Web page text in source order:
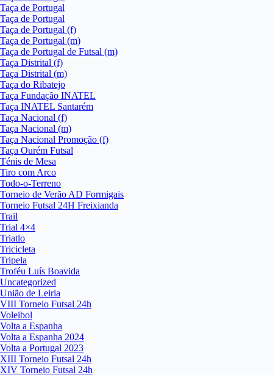
Taça de Portugal
Taça de Portugal
Taça de Portugal (f)
Taça de Portugal (m)
Taça de Portugal de Futsal (m)
Taça Distrital (f)
Taça Distrital (m)
Taça do Ribatejo
Taça Fundação INATEL
Taça INATEL Santarém
Taça Nacional (f)
Taça Nacional (m)
Taça Nacional Promoção (f)
Taça Ourém Futsal
Ténis de Mesa
Tiro com Arco
Todo-o-Terreno
Torneio de Verão AD Formigais
Torneio Futsal 24H Freixianda
Trail
Trial 4×4
Triatlo
Tricicleta
Tripela
Troféu Luís Boavida
Uncategorized
União de Leiria
VIII Torneio Futsal 24h
Voleibol
Volta a Espanha
Volta a Espanha 2024
Volta a Portugal 2023
XIII Torneio Futsal 24h
XIV Torneio Futsal 24h